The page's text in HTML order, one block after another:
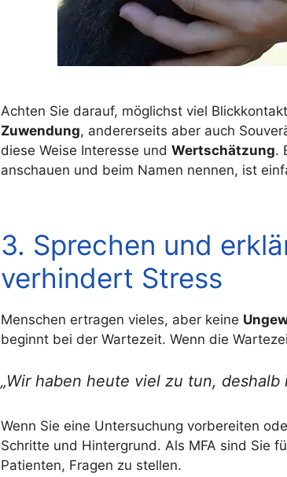
Achten Sie darauf, möglichst viel
Zuwendung, andererseits aber auch
diese Weise Interesse und Wertschätzung.
anschauen und beim Namen nennen, ist
3. Sprechen und
verhindert Stress
Menschen ertragen vieles, aber keine
beginnt bei der Wartezeit. Wenn die
„Wir haben heute viel zu tun,
Wenn Sie eine Untersuchung vorbereiten
Schritte und Hintergrund. Als MFA sind Sie
Patienten, Fragen zu stellen.